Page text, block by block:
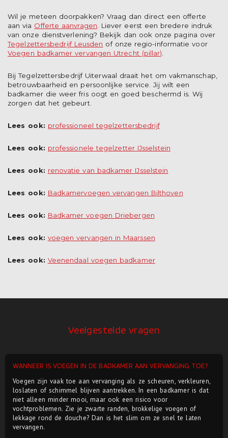
Wil je meteen doorpakken? Vraag dan direct een offerte
aan via Offerte aanvragen . Liever eerst een bredere indruk
van onze dienstverlening? Bekijk dan ook onze pagina over
Tegelzettersbedrijf Leusden of onze regio-informatie voor
Voegen badkamer vervangen Utrecht (pillar)
Bij Tegelzettersbedrijf Uiterwaal draait het om vakmanschap,
betrouwbaarheid en persoonlijke service. Jij wilt een
badkamer die weer fris oogt en goed beschermd is. Wij
zorgen dat het gebeurt.
Lees ook: professioneel tegelzettersbedrijf
Lees ook: professionele tegelzetter IJsselstein
Lees ook: renovatie van badkamer IJsselstein
Lees ook: Badkamervoegen vervangen Bilthoven
Lees ook: Badkamer voegen Driebergen
Lees ook: voegen vervangen in Maarssen
Lees ook: Veenendaal voegen badkamer
Veelgestelde vragen
WANNEER IS VOEGEN IN DE BADKAMER AAN VERVANGING TOE?
Voegen zijn vaak toe aan vervanging als ze scheuren, verkleuren,
loslaten of schimmel blijven aantrekken. In een badkamer is dat
niet alleen minder mooi, maar ook een risico voor
vochtproblemen. Zie je zwarte randen, brokkelige voegen of
lekkage rond de douche? Dan is het slim om ze snel te laten
vervangen.